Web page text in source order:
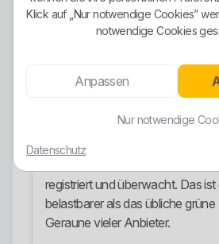
Tarif-Modell kleiner Anbieter.
Ökostrom-
Die Ökostrom-Ausrichtung ist
Punkte. WARENDORFSTROM
Prozent Ökostrom aus
Die gelieferten Mengen werden
registriert und überwacht. Das ist
belastbarer als das übliche
Geraune vieler Anbieter.
Klick auf „Nur notwendige Cookies”
notwendige Cookies
Anpassen
Nur notwendige
Datenschutz